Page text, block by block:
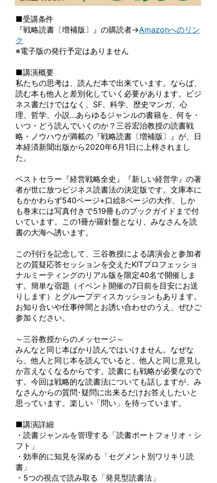
■受講条件
『戦略読書〔増補版〕』の購読者→Amazonへのリン
ク
※電子版の発行予定はありません
■講演概要
私たちの思考は、読んだ本で出来ています。ならば、
読む本も他人と差別化していく必要があります。ビジ
ネス書だけではなく、SF、科学、歴史マンガ、心
理、哲学、小説…あらゆるジャンルの書籍を、何を・
いつ・どう読んでいくのか？三谷宏治教授の読書戦
略・ノウハウが満載の『戦略読書〔増補版〕』が、日
本経済新聞出版から2020年6月1日に上梓されまし
た。
ベストセラー『経営戦略全史』『新しい経営学』の著
者が世に放つビジネス読書法の決定版です。文庫本に
もかかわらず540ページ+口絵8ページの大作、しか
も巻末には写真付きで519冊ものブックガイドまで付
いています。この1冊が羅針盤となり、みなさんを読
書の大海へ誘います。
この刊行を記念して、三谷教授による講演会と参加者
との質疑応答セッションを交えたKITプロフェッショ
ナルミーティングのリアル版を限定40名で開催しま
す。簡単な宿題（イベント開催の7日前を目安にお送
りします）とグループディスカッションもあります。
お知り合いや仕事仲間とお誘い合わせのうえ、ぜひご
参加ください。
～三谷教授からのメッセージ～
みんなと同じ本ばかり読んではいけません。なぜな
ら、他人と同じ本を読んでいると、他人と同じ意見し
か言えなくなるからです。読書にも戦略が必要なので
す。今回は戦略的な読書法についても話しますが、み
なさんからの質問･疑問に出来るだけお答えしたいと
思っています。楽しい「問い」を待っています。
■講演詳細
・読書ジャンルを管理する「読書ポートフォリオ・シ
フト」
・効率的に知見を深める「セグメント別ワリキリ読
書」
・5つの視点で読み取る「発見型読書法」